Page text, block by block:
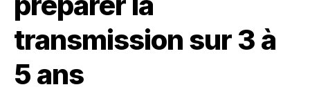
transmission sur 3 à
5 ans